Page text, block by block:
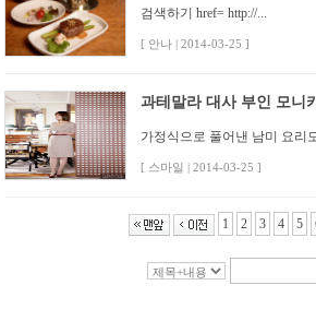
검색하기 href= http://...
[ 안나 | 2014-03-25 ]
과테말라 대사 부인 모니
가정식으로 풀어낸 남미 요리
[ 스마일 | 2014-03-25 ]
1 2 3 4 5